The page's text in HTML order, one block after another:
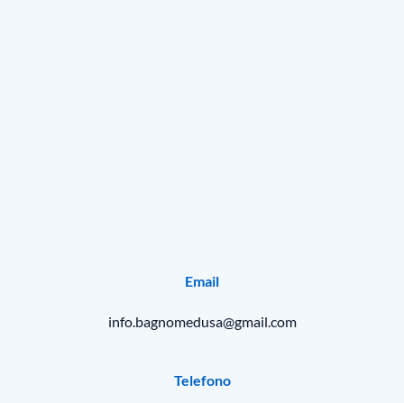
Email
info.bagnomedusa@gmail.com
Telefono